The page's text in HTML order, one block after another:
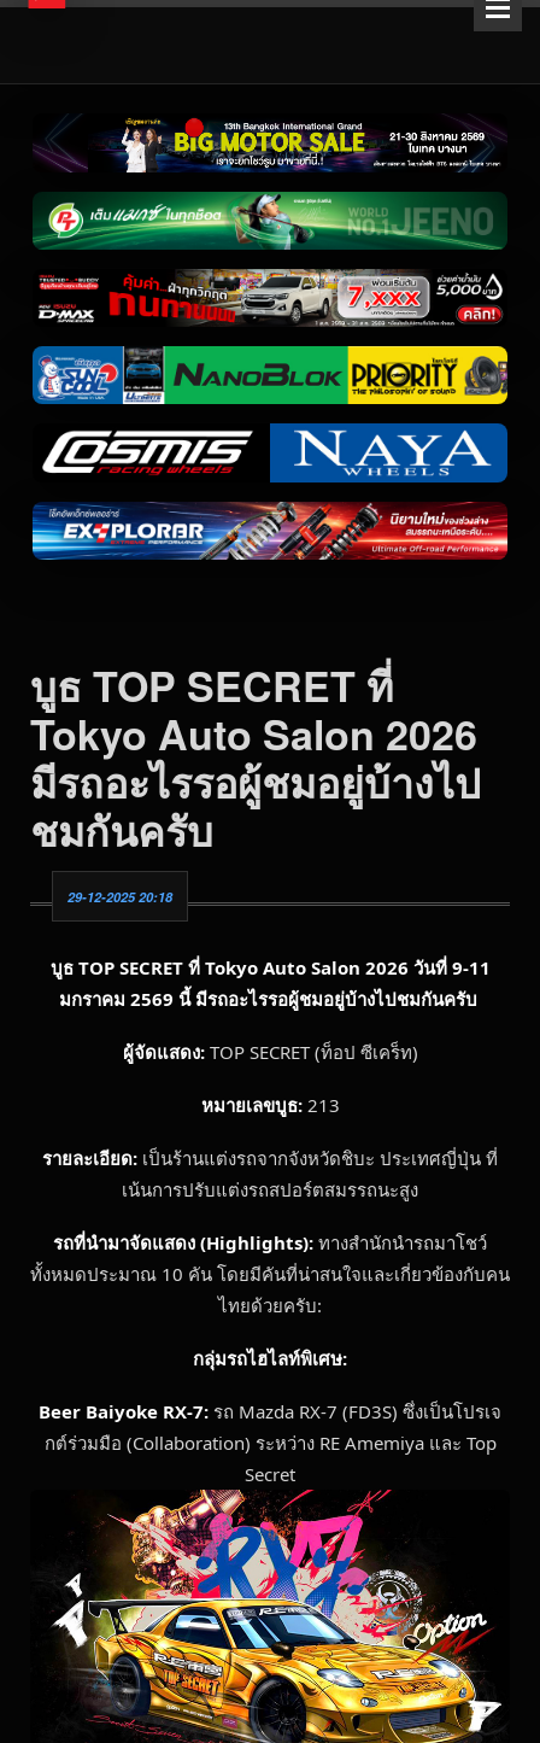
บูธ TOP SECRET ที่
Tokyo Auto Salon 2026
มีรถอะไรรอผู้ชมอยู่บ้างไป
ชมกันครับ
29-12-2025 20:18
บูธ TOP SECRET ที่ Tokyo Auto Salon 2026 วันที่ 9-11
มกราคม 2569 นี้ มีรถอะไรรอผู้ชมอยู่บ้างไปชมกันครับ
ผู้จัดแสดง:TOP SECRET (ท็อป ซีเคร็ท)
หมายเลขบูธ:213
รายละเอียด: เป็นร้านแต่งรถจากจังหวัดชิบะ ประเทศญี่ปุ่น ที่
เน้นการปรับแต่งรถสปอร์ตสมรรถนะสูง
รถที่นำมาจัดแสดง (Highlights): ทางสำนักนำรถมาโชว์
ทั้งหมดประมาณ 10 คัน โดยมีคันที่น่าสนใจและเกี่ยวข้องกับคน
ไทยด้วยครับ:
กลุ่มรถไฮไลท์พิเศษ:
Beer Baiyoke RX-7: รถ Mazda RX-7 (FD3S) ซึ่งเป็นโปรเจ
กต์ร่วมมือ (Collaboration) ระหว่าง RE Amemiya และ Top
Secret